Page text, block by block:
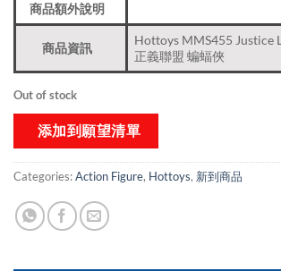
商品額外說明
商品資訊
Hottoys MMS455 Justice
正義聯盟 蝙蝠俠
Out of stock
添加到願望清單
Categories:Action Figure, Hottoys, 新到商品​